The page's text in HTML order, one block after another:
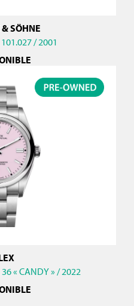
SÖHNE
/ 2001
36 « CANDY » / 2022